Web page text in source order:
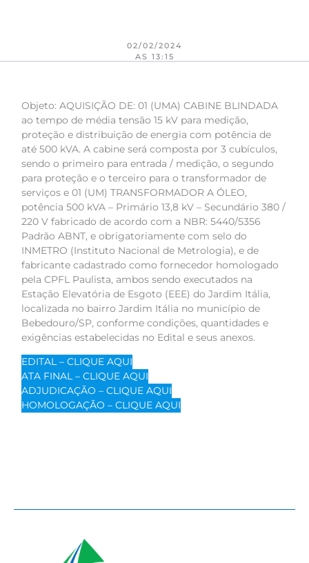
02/02/2024
AS 13:15
Objeto: AQUISIÇÃO DE: 01 (UMA) CABINE BLINDADA
ao tempo de média tensão 15 kV para medição,
proteção e distribuição de energia com potência de
até 500 kVA. A cabine será composta por 3 cubículos,
sendo o primeiro para entrada / medição, o segundo
para proteção e o terceiro para o transformador de
serviços e 01 (UM) TRANSFORMADOR A ÓLEO,
potência 500 kVA – Primário 13,8 kV – Secundário 380 /
220 V fabricado de acordo com a NBR: 5440/5356
Padrão ABNT, e obrigatoriamente com selo do
INMETRO (Instituto Nacional de Metrologia), e de
fabricante cadastrado como fornecedor homologado
pela CPFL Paulista, ambos sendo executados na
Estação Elevatória de Esgoto (EEE) do Jardim Itália,
localizada no bairro Jardim Itália no município de
Bebedouro/SP, conforme condições, quantidades e
exigências estabelecidas no Edital e seus anexos.
EDITAL – CLIQUE AQUI
ATA FINAL – CLIQUE AQUI
ADJUDICAÇÃO – CLIQUE AQUI
HOMOLOGAÇÃO – CLIQUE AQUI